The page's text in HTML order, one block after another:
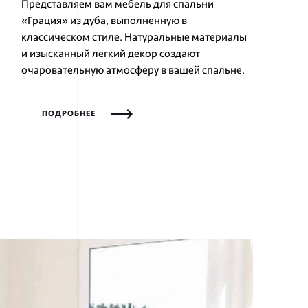
Представляем вам мебель для спальни
«Грация» из дуба, выполненную в
классическом стиле. Натуральные материалы
и изысканный легкий декор создают
очаровательную атмосферу в вашей спальне.
ПОДРОБНЕЕ